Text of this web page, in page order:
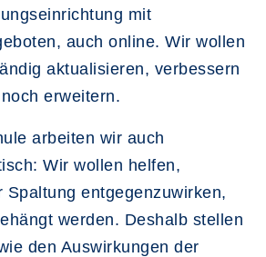
mit
auch online. Wir wollen
aktualisieren, verbessern
erweitern.
arbeiten wir auch
Wir wollen helfen,
Spaltung entgegenzuwirken,
werden. Deshalb stellen
den Auswirkungen der